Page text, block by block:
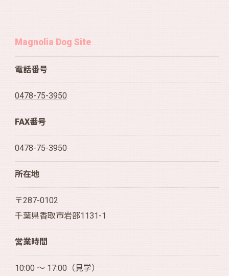
Magnolia Dog Site
電話番号
0478-75-3950
FAX番号
0478-75-3950
所在地
〒287-0102
千葉県香取市岩部1131-1
営業時間
10:00 ～ 17:00（見学）